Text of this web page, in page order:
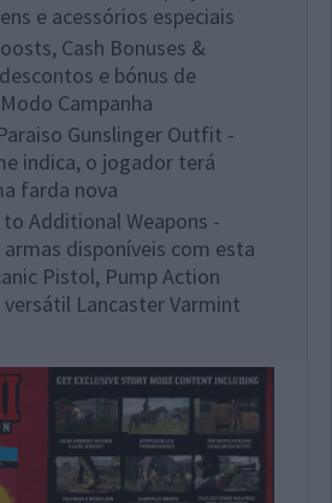
e acessórios especiais
Cash Bonuses &
e bónus de
Campanha
Gunslinger Outfit -
indica, o jogador terá
farda nova
to Additional Weapons -
disponíveis com esta
Pistol, Pump Action
versátil Lancaster Varmint